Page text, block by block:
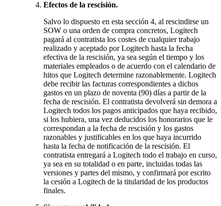
Efectos de la rescisión.
Salvo lo dispuesto en esta sección 4, al rescindirse un
SOW o una orden de compra concretos, Logitech
pagará al contratista los costes de cualquier trabajo
realizado y aceptado por Logitech hasta la fecha
efectiva de la rescisión, ya sea según el tiempo y los
materiales empleados o de acuerdo con el calendario de
hitos que Logitech determine razonablemente. Logitech
debe recibir las facturas correspondientes a dichos
gastos en un plazo de noventa (90) días a partir de la
fecha de rescisión. El contratista devolverá sin demora a
Logitech todos los pagos anticipados que haya recibido,
si los hubiera, una vez deducidos los honorarios que le
correspondan a la fecha de rescisión y los gastos
razonables y justificables en los que haya incurrido
hasta la fecha de notificación de la rescisión. El
contratista entregará a Logitech todo el trabajo en curso,
ya sea en su totalidad o en parte, incluidas todas las
versiones y partes del mismo, y confirmará por escrito
la cesión a Logitech de la titularidad de los productos
finales.